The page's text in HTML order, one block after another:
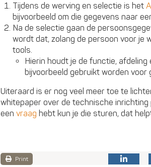
Tijdens de werving en selectie is het
bijvoorbeeld om die gegevens naar
Na de selectie gaan de
wordt dat, zolang de persoon voor je
tools.
Hierin houdt je de functie,
bijvoorbeeld gebruikt worden voor
Uiteraard is er nog veel meer toe te
whitepaper over de technische
een vraag hebt kun je die sturen, dat
Print